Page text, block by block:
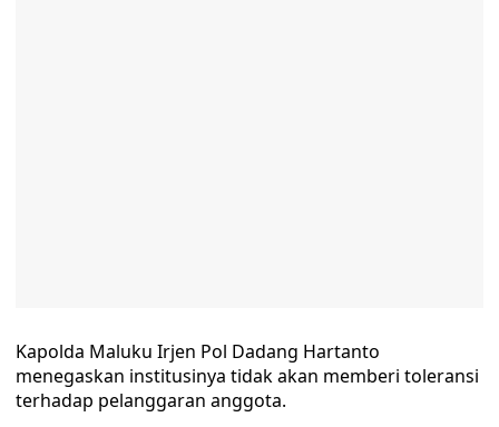
Kapolda Maluku Irjen Pol Dadang Hartanto
menegaskan institusinya tidak akan memberi toleransi
terhadap pelanggaran anggota.